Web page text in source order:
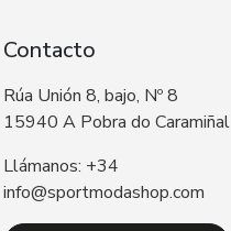
Contacto
Rúa Unión 8, bajo, Nº 8
15940 A Pobra do Caramiñal
Llámanos: +34
info@sportmodashop.com